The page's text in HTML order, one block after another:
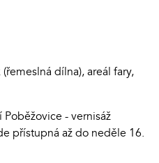
dílna), areál fary,
- vernisáž
přístupná až do neděle 16.